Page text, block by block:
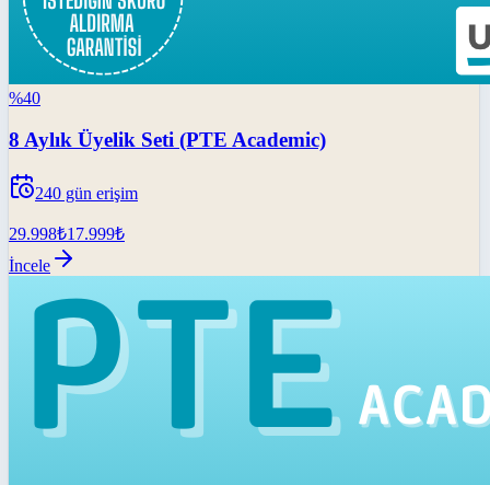
%40
8 Aylık Üyelik Seti (PTE Academic)
240 gün erişim
29.998₺17.999₺
İncele